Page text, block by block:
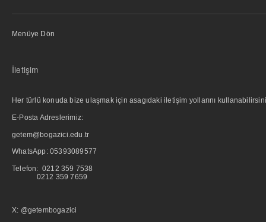
Menüye Dön
İletişim
Her türlü konuda bize ulaşmak için asagıdaki iletişim yollarını
E-Posta Adreslerimiz:
getem@bogazici.edu.tr
WhatsApp: 05393089577
Telefon: 0212 359 7538
0212 359 7659
X: @getembogazici